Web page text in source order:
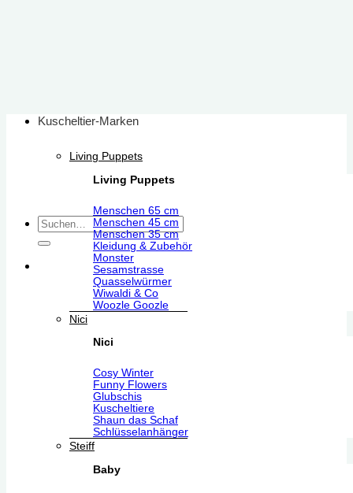
Suchen
nach:
Kuscheltier-Marken
Living Puppets
Living Puppets
Menschen 65 cm
Menschen 45 cm
Menschen 35 cm
Kleidung & Zubehör
Monster
Sesamstrasse
Quasselwürmer
Wiwaldi & Co
Woozle Goozle
Nici
Nici
Cosy Winter
Funny Flowers
Glubschis
Kuscheltiere
Shaun das Schaf
Schlüsselanhänger
Steiff
Baby